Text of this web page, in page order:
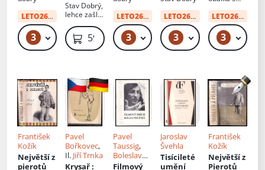
LETO26od: 20 Kč
3 49 Kč – 59 Kč
Stav Dobrý,
lehce zašlá
59 Kč
LETO26od: 34 Kč
3 49 Kč
spisovatel
LETO26od: 12 Kč
3 49 Kč
Deburauo
vi a jeho
význam
ve vývoji
světové
LETO26od:
3 49 Kč
František
Kožík
Největší z
pierotů
Pavel
Bořkovec,
Il. Jiří Trnka
Krysař:
Pavel
Taussig,
Boleslav
Polívka
Filmový
Jaroslav
Švehla
Tisícileté
umění
František
Kožík
Největší z
Pierotů